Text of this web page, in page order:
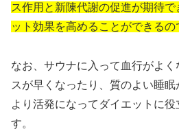
ス作用と新陳代謝の促進が期待
ット効果を高めることができるの
なお、サウナに入って血行がよ
スが早くなったり、質のよい睡
より活発になってダイエットに
す。